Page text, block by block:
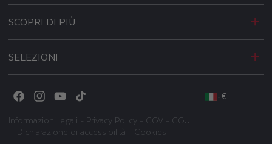
SCOPRI DI PIÙ
SELEZIONI
FacebookInstagramYouTubeTikTok -€
Informazioni legali
Privacy Policy CGV
CGU
Dichiarazione di accessibilità
Cookies